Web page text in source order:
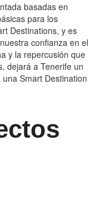
basadas en
para los
Destinations, y es
confianza en el
y la repercusión que
dejará a Tenerife un
Smart Destination